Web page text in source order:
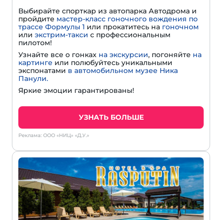
Выбирайте спорткар из автопарка Автодрома и
пройдите мастер-класс гоночного вождения по
трассе Формулы 1 или прокатитесь на гоночном
или экстрим-такси с профессиональным
пилотом!
Узнайте все о гонках на экскурсии, погоняйте на
картинге или полюбуйтесь уникальными
экспонатами в автомобильном музее Ника
Панули.
Яркие эмоции гарантированы!
УЗНАТЬ БОЛЬШЕ
Реклама: ООО «НИЦ» «Д.У.»